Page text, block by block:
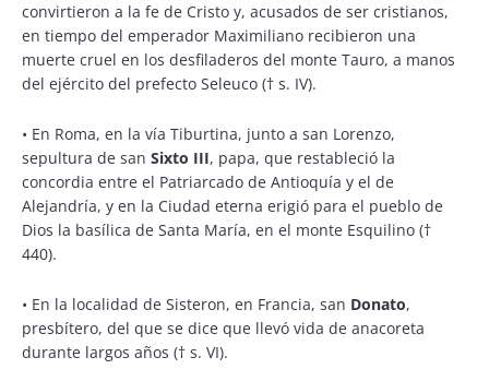
convirtieron a la fe de Cristo y, acusados de ser cristianos,
en tiempo del emperador Maximiliano recibieron una
muerte cruel en los desfiladeros del monte Tauro, a manos
del ejército del prefecto Seleuco († s. IV).
• En Roma, en la vía Tiburtina, junto a san Lorenzo,
sepultura de san Sixto III, papa, que restableció la
concordia entre el Patriarcado de Antioquía y el de
Alejandría, y en la Ciudad eterna erigió para el pueblo de
Dios la basílica de Santa María, en el monte Esquilino (†
440).
• En la localidad de Sisteron, en Francia, san Donato,
presbítero, del que se dice que llevó vida de anacoreta
durante largos años († s. VI).